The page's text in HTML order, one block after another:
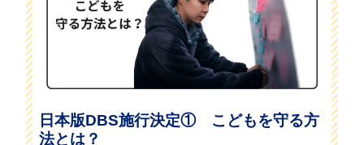
日本版DBS施行決定① こどもを守る方
法とは？